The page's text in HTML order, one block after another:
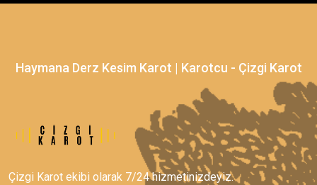
Haymana Derz Kesim Karot | Karotcu - Çizgi Karot
Çizgi Karot ekibi olarak 7/24 hizmetinizdeyiz.